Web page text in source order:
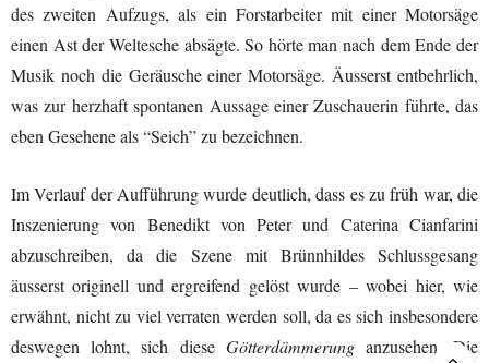
des zweiten Aufzugs, als ein Forstarbeiter mit einer Motorsäge
einen Ast der Weltesche absägte. So hörte man nach dem Ende der
Musik noch die Geräusche einer Motorsäge. Äusserst entbehrlich,
was zur herzhaft spontanen Aussage einer Zuschauerin führte, das
eben Gesehene als “Seich” zu bezeichnen.
Im Verlauf der Aufführung wurde deutlich, dass es zu früh war, die
Inszenierung von Benedikt von Peter und Caterina Cianfarini
abzuschreiben, da die Szene mit Brünnhildes Schlussgesang
äusserst originell und ergreifend gelöst wurde – wobei hier, wie
erwähnt, nicht zu viel verraten werden soll, da es sich insbesondere
deswegen lohnt, sich diese Götterdämmerunganzusehen. Die